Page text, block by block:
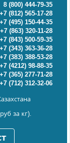
8 (800) 444-79-35
+7 (812) 565-17-28
+7 (495) 150-44-35
+7 (863) 320-11-28
+7 (843) 500-59-35
+7 (343) 363-36-28
+7 (383) 388-53-28
+7 (4212) 98-88-35
+7 (365) 277-71-28
+7 (712) 312-32-06
за кг).